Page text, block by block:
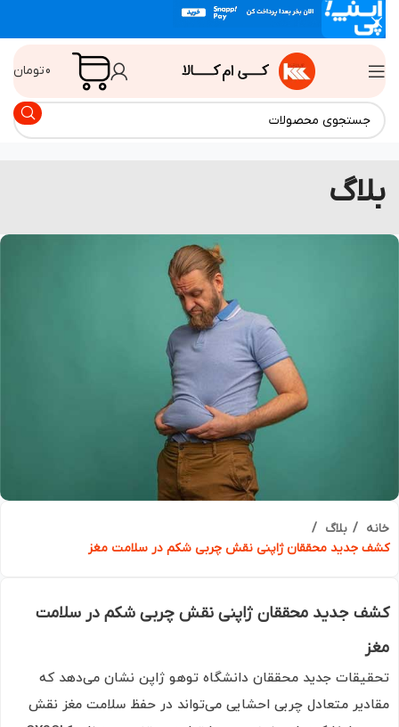
تومان
بلاگ
جدید محققان ژاپنی نقش چربی شکم در سلامت مغز
جدید محققان ژاپنی نقش چربی شکم در سلامت
جدید محققان دانشگاه توهو ژاپن نشان می‌دهد که
متعادل چربی احشایی می‌تواند در حفظ سلامت مغز نقش